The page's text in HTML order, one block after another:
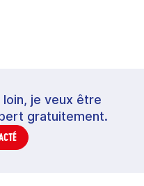
je veux être
gratuitement.